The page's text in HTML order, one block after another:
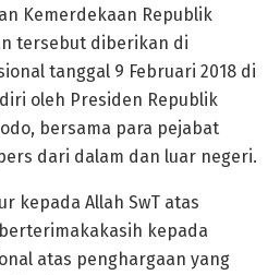
Kemerdekaan Republik
tersebut diberikan di
tanggal 9 Februari 2018 di
oleh Presiden Republik
bersama para pejabat
dari dalam dan luar negeri.
kepada Allah SwT atas
kepada
atas penghargaan yang